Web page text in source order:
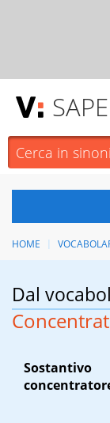
HOME
Dal
Sostantivo